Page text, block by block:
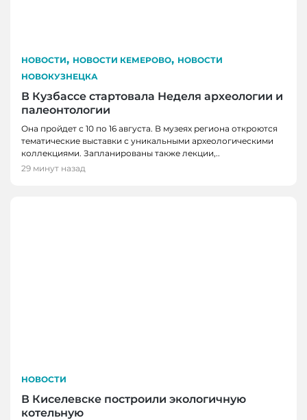
НОВОСТИ, НОВОСТИ КЕМЕРОВО, НОВОСТИ
НОВОКУЗНЕЦКА
В Кузбассе стартовала Неделя археологии и
палеонтологии
Она пройдет с 10 по 16 августа. В музеях региона откроются
тематические выставки с уникальными археологическими
коллекциями. Запланированы также лекции,..
29 минут назад
НОВОСТИ
В Киселевске построили экологичную
котельную